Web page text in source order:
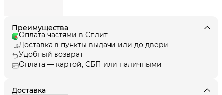
Преимущества
Оплата частями в Сплит
Доставка в пункты выдачи или до двери
Удобный возврат
Оплата — картой, СБП или наличными
Доставка